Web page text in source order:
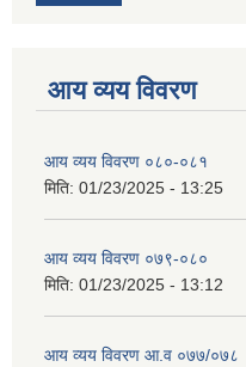
आय व्यय विवरण
आय व्यय विवरण ०८०-०८१
मिति: 01/23/2025 - 13:25
आय व्यय विवरण ०७९-०८०
मिति: 01/23/2025 - 13:12
आय व्यय विवरण आ.व ०७७/०७८